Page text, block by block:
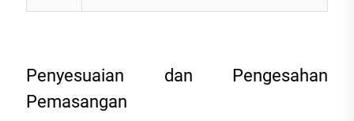
Penyesuaian dan Pengesahan
Pemasangan